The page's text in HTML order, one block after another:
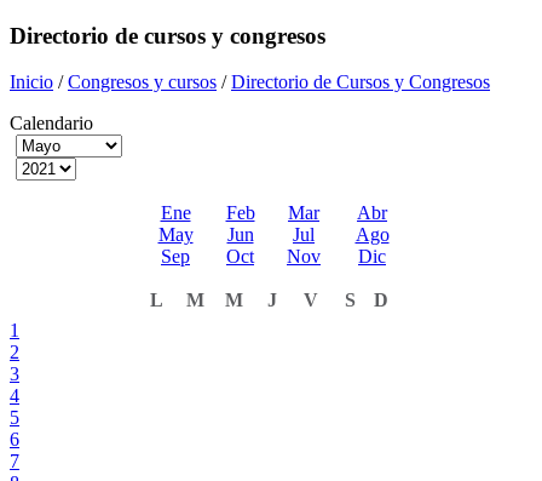
Directorio de cursos y congresos
Inicio /Congresos y cursos /Directorio de Cursos y Congresos
Calendario
Ene Feb Mar
Abr
May
Jun Jul
Ago
Sep
Oct Nov Dic
L M M J V S
D
1
2
3
4
5
6
7